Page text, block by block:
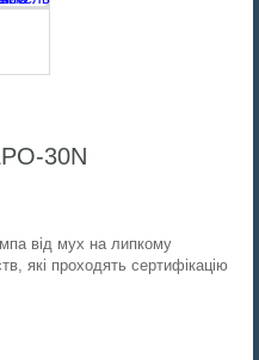
30N
від мух на липкому
які проходять сертифікацію